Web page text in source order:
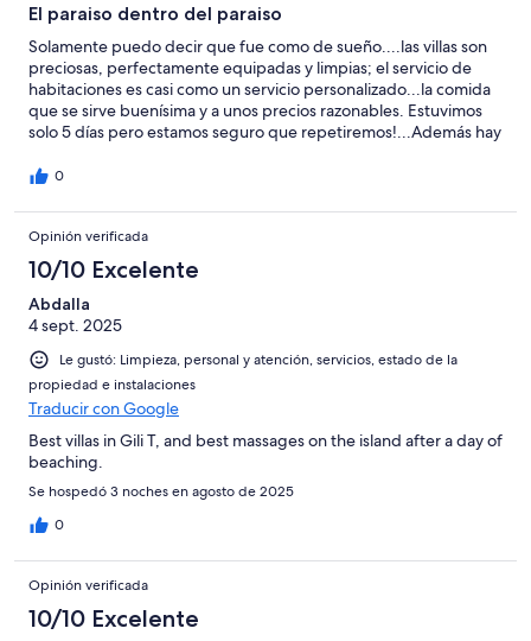
El paraiso dentro del paraiso
Solamente puedo decir que fue como de sueño....las villas son
preciosas, perfectamente equipadas y limpias; el servicio de
habitaciones es casi como un servicio personalizado...la comida
que se sirve buenísima y a unos precios razonables. Estuvimos
solo 5 días pero estamos seguro que repetiremos!...Además hay
cuentan con villas de 2,3,4,5, y hasta 7 habitaciones! pero si una
personal, tanto con los trabajadores como con el responsable:
han sido perfectos; amables, te ayudan, te hacen sentir que
estas en el auténtico paraíso...para muestra: decidimos alargar la
estancia un día más de lo bien que estábamos, y nos dijeron que
en principio no era posible porque no tenían villa disponible;
pues al final nos colocaron en una villa de 2 habitaciones al
mismo precio que la de 1! Si vais a ese trocito de cielo llamado
Gili Trawangan...no lo dudéis....KELAPA ES LA MEJOR!
0
Opinión verificada
10/10 Excelente
Abdalla
4 sept. 2025
Le gustó: Limpieza, personal y atención, servicios, estado de la
propiedad e instalaciones
Traducir con Google
Best villas in Gili T, and best massages on the island after a day of
beaching.
Se hospedó 3 noches en agosto de 2025
0
Opinión verificada
10/10 Excelente